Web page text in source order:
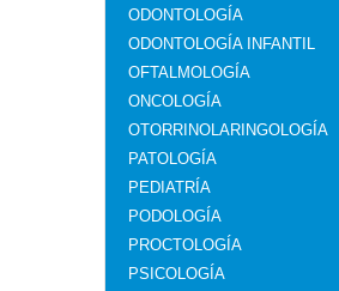
ODONTOLOGÍA
ODONTOLOGÍA INFANTIL
OFTALMOLOGÍA
ONCOLOGÍA
OTORRINOLARINGOLOGÍA
PATOLOGÍA
PEDIATRÍA
PODOLOGÍA
PROCTOLOGÍA
PSICOLOGÍA